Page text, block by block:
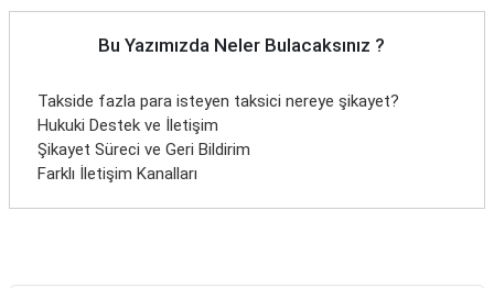
Bu Yazımızda Neler Bulacaksınız ?
Takside fazla para isteyen taksici nereye şikayet?
Hukuki Destek ve İletişim
Şikayet Süreci ve Geri Bildirim
Farklı İletişim Kanalları